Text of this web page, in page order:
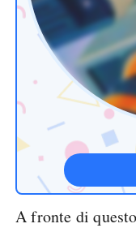
A fronte di